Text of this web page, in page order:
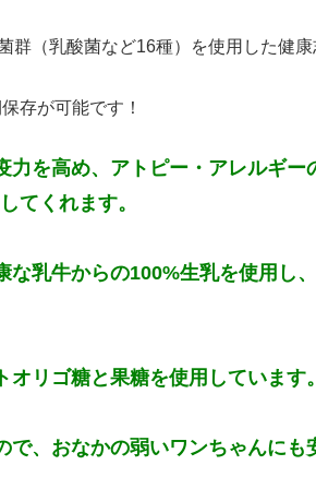
群（乳酸菌など16種）を使用した健
存が可能です！
を高め、アトピー・アレルギ
てくれます。
乳牛からの100%生乳を使用し
オリゴ糖と果糖を使用しています
、おなかの弱いワンちゃんにも